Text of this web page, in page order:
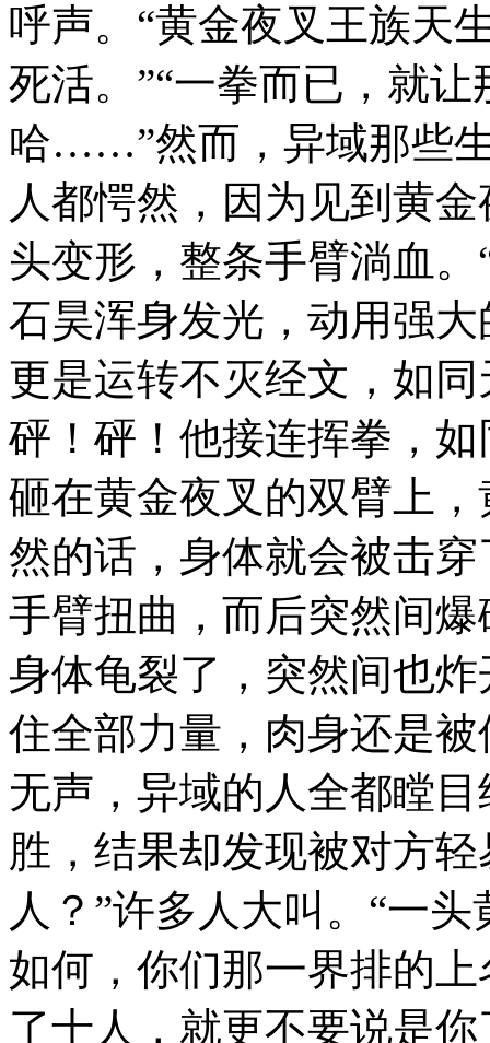
呼声。“黄金夜叉王族天
死活。”“一拳而已，就
哈……”然而，异域那些
人都愕然，因为见到黄
头变形，整条手臂淌血
石昊浑身发光，动用强
更是运转不灭经文，如
砰！砰！他接连挥拳，
砸在黄金夜叉的双臂上
然的话，身体就会被击
手臂扭曲，而后突然间
身体龟裂了，突然间也
住全部力量，肉身还是
无声，异域的人全都瞠
胜，结果却发现被对方
人？”许多人大叫。“一
如何，你们那一界排的
了十人，就更不要说是